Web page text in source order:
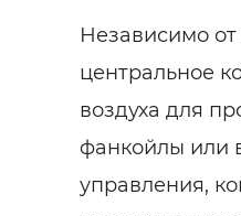
Независимо
центральное
воздуха для
фанкойлы или
управления,